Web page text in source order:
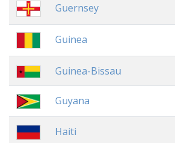
Guernsey
Guinea
Guinea-Bissau
Guyana
Haiti